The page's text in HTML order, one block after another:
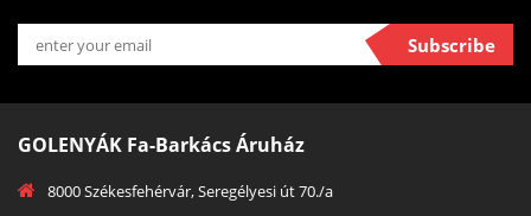
Subscribe
GOLENYÁK Fa-Barkács Áruház
8000 Székesfehérvár, Seregélyesi út 70./a